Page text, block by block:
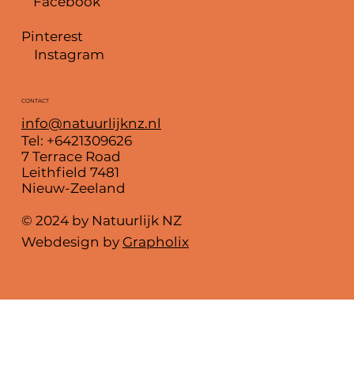
Instagram
Pinterest
CONTACT
info@natuurlijknz.nl
Tel: +6421309626
7 Terrace Road
Leithfield 7481
Nieuw-Zeeland
© 2024 by Natuurlijk NZ
Webdesign by Grapholix